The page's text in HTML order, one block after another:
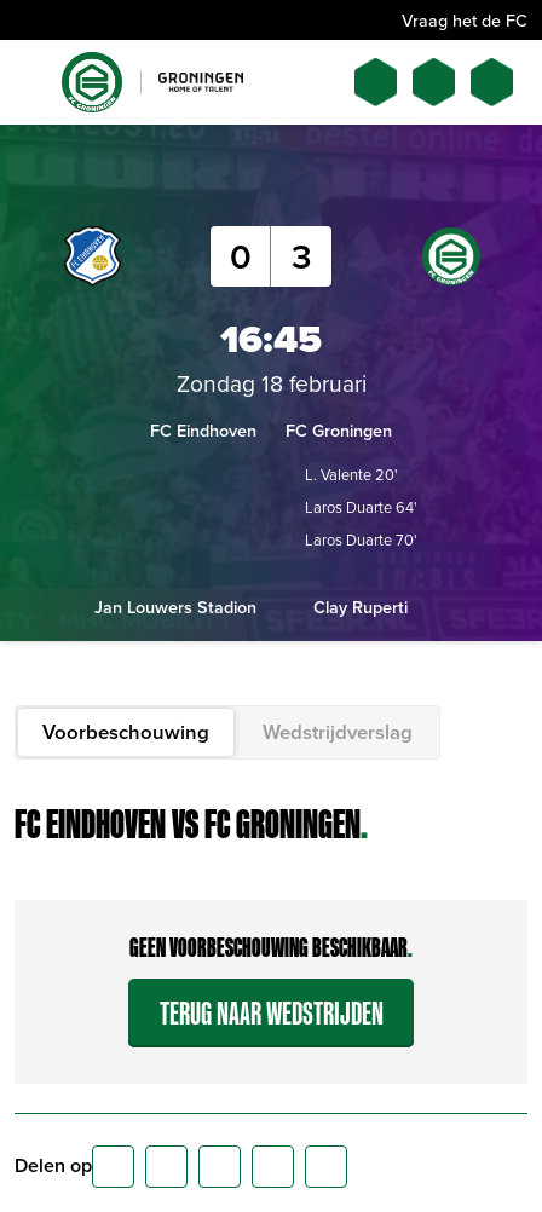
Vraag het de FC
FC Eindhoven
0 3
16:45
Zondag 18 februari
FC Groningen
L. Valente 20'
Laros Duarte 64'
Laros Duarte 70'
Jan Louwers Stadion Clay Ruperti
Voorbeschouwing Wedstrijdverslag
FC EINDHOVEN VS FC GRONINGEN.
GEEN VOORBESCHOUWING BESCHIKBAAR.
TERUG NAAR WEDSTRIJDEN
Delen op